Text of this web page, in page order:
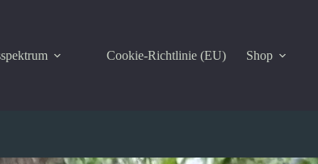
Cookie-Richtlinie (EU) Shop